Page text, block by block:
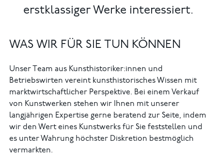
erstklassiger Werke interessiert.
WAS WIR FÜR SIE TUN KÖNNEN
Unser Team aus Kunsthistoriker:innen und
Betriebswirten vereint kunsthistorisches Wissen mit
marktwirtschaftlicher Perspektive. Bei einem Verkauf
von Kunstwerken stehen wir Ihnen mit unserer
langjährigen Expertise gerne beratend zur Seite, indem
wir den Wert eines Kunstwerks für Sie feststellen und
es unter Wahrung höchster Diskretion bestmöglich
vermarkten.